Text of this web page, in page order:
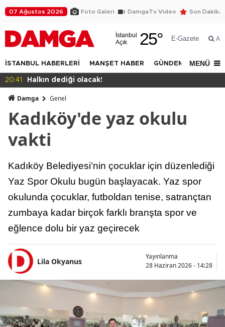
07 Ağustos 2026 Foto Galeri DamgaTv Video Son Dakika
İstanbul
Açık
25° E-Gazete Ara
İSTANBUL HABERLERİ MANŞET HABER GÜNDEM DÜNYA
MENÜ
20:39 Eren Ali Bingöl protesto edildi
Damga Genel
Kadıköy'de yaz okulu
vakti
Kadıköy Belediyesi’nin çocuklar için düzenlediği
Yaz Spor Okulu bugün başlayacak. Yaz spor
okulunda çocuklar, futboldan tenise, satrançtan
zumbaya kadar birçok farklı branşta spor ve
eğlence dolu bir yaz geçirecek
Lila Okyanus
Yayınlanma
28 Haziran 2026 - 14:28